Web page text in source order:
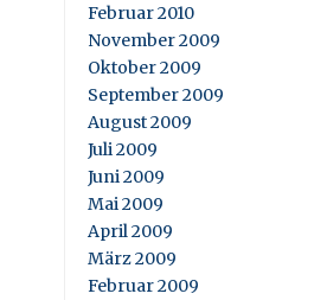
Februar 2010
November 2009
Oktober 2009
September 2009
August 2009
Juli 2009
Juni 2009
Mai 2009
April 2009
März 2009
Februar 2009